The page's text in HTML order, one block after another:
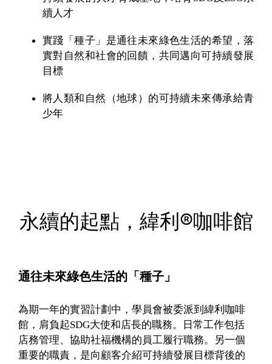
續人才
實踐「種子」是通往未來綠色生活的希望，落
實對自然和社會的回饋，共同邁向可持續發展
目標
將人類和自然（地球）的可持續未來傳承給青
少年
永續的起點，緯利®咖啡館
通往未來綠色生活的「種子」
為期一年的實習計劃中，學員會被委派到緯利咖啡
館，肩負起SDG大使和店長的職務。日常工作包括
店務管理、協助社福機構的員工履行職務。另一個
重要的職責，是向顧客介紹可持續發展目標背後的